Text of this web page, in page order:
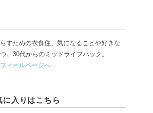
すための衣食住、気になることや好きな
。30代からのミッドライフハック。
ィールページへ
に入りはこちら